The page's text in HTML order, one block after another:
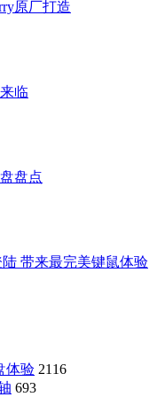
原厂打造
临
盘点
带来最完美键鼠体验
体验 2116
693